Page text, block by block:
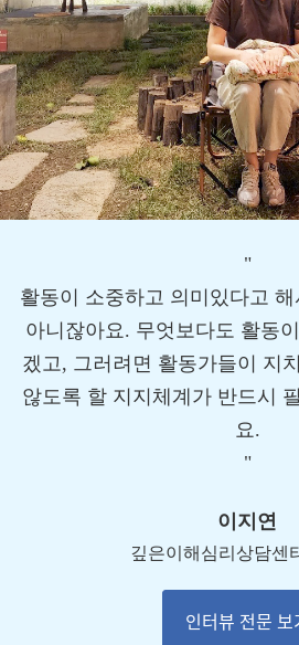
"
활동이 소중하고 의미있다고
아니잖아요. 무엇보다도 활동
겠고, 그러려면 활동가들이 지
않도록 할 지지체계가 반드시
요.
"
이지연
깊은이해심리상담센
인터뷰 전문 보